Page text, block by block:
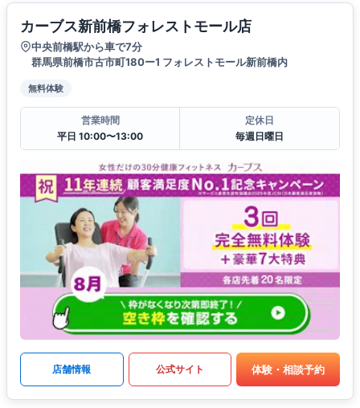
カーブス新前橋フォレストモール店
中央前橋駅から車で7分
群馬県前橋市古市町180ー1 フォレストモール新前橋内
無料体験
営業時間
平日 10:00〜13:00
定休日
毎週日曜日
店舗情報 公式サイト 体験・相談予約